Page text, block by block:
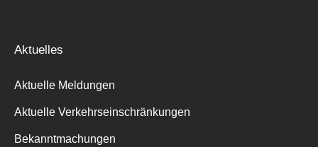
Aktuelles
Aktuelle Meldungen
Aktuelle Verkehrseinschränkungen
Bekanntmachungen